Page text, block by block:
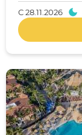
С28.11.2026